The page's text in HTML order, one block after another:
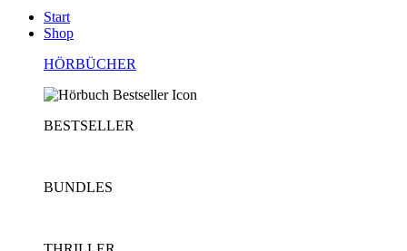
Start
Shop
HÖRBÜCHER
BESTSELLER
BUNDLES